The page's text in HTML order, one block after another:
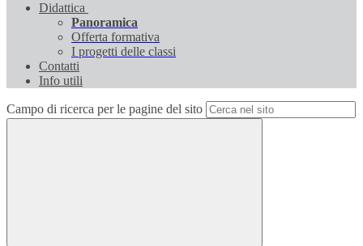
Didattica
Panoramica
Offerta formativa
I progetti delle classi
Contatti
Info utili
Campo di ricerca per le pagine del sito